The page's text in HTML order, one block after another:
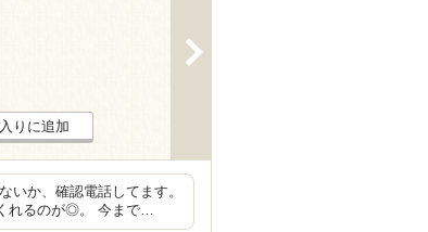
りに追加
いか、確認電話してます。
れるのが◎。 今まで…